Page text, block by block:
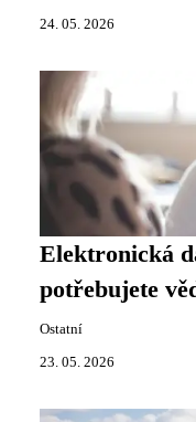
24. 05. 2026
Elektronická
potřebujete
Ostatní
23. 05. 2026